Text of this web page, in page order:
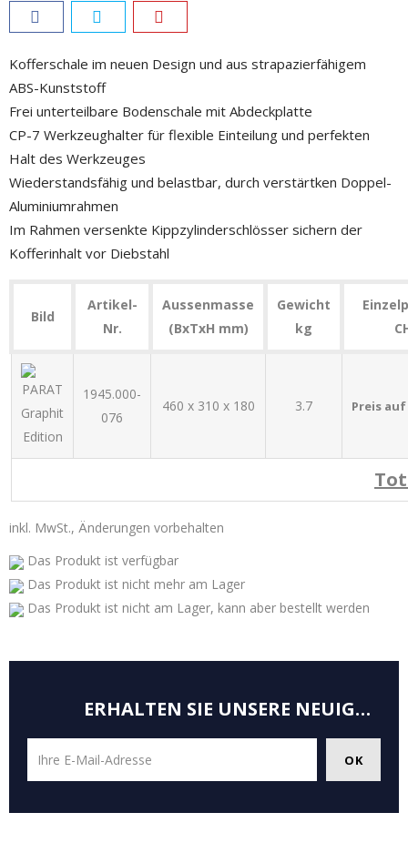
Kofferschale im neuen Design und aus strapazierfähigem
ABS-Kunststoff
Frei unterteilbare Bodenschale mit Abdeckplatte
CP-7 Werkzeughalter für flexible Einteilung und perfekten
Halt des Werkzeuges
Wiederstandsfähig und belastbar, durch verstärtken Doppel-
Aluminiumrahmen
Im Rahmen versenkte Kippzylinderschlösser sichern der
Kofferinhalt vor Diebstahl
Bild
Artikel-
Nr.
Aussenmasse
(BxTxH mm)
Gewicht
kg
1945.000-
076
460 x 310 x 180 3.7 Preis
inkl. MwSt., Änderungen vorbehalten
Das Produkt ist verfügbar
Das Produkt ist nicht mehr am Lager
Das Produkt ist nicht am Lager, kann aber bestellt werden
ERHALTEN SIE UNSERE NEUIGKEITEN UND SONDERANGEBOTE